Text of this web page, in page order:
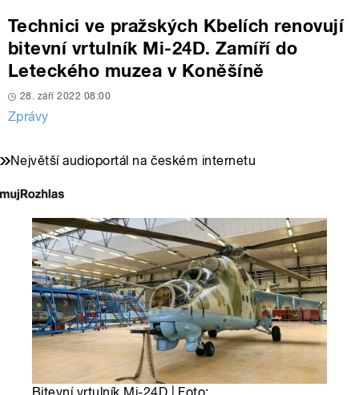
Technici ve pražských Kbelích renovují
bitevní vrtulník Mi-24D. Zamíří do
Leteckého muzea v Koněšíně
28. září 2022 08:00
Zprávy
Největší audioportál na českém internetu